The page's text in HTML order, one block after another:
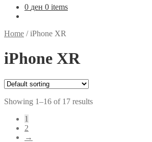
0 ден 0 items
Home /iPhone XR
iPhone XR
Showing 1–16 of 17 results
1
2
→